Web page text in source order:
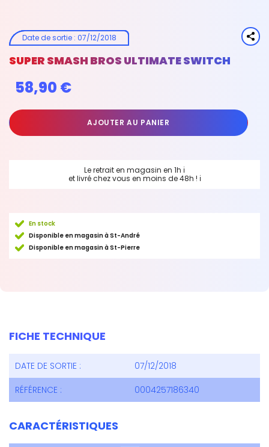
Date de sortie: 07/12/2018
SUPER SMASH BROS ULTIMATE SWITCH
58,90 €
AJOUTER AU PANIER
Le retrait en magasin en 1h ℹ
et livré chez vous en moins de 48h ! ℹ
En stock
Disponible en magasin à St-André
Disponible en magasin à St-Pierre
FICHE TECHNIQUE
DATE DE SORTIE :
07/12/2018
RÉFÉRENCE :
0004257186340
CARACTÉRISTIQUES